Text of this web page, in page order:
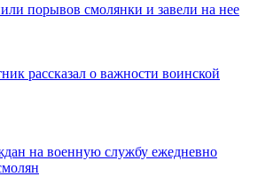
порывов смолянки и завели на нее
рассказал о важности воинской
на военную службу ежедневно